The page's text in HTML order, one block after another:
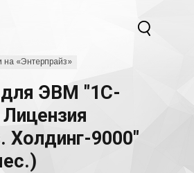
на «Энтерпрайз»
ЭВМ "1С-
Холдинг-9000"